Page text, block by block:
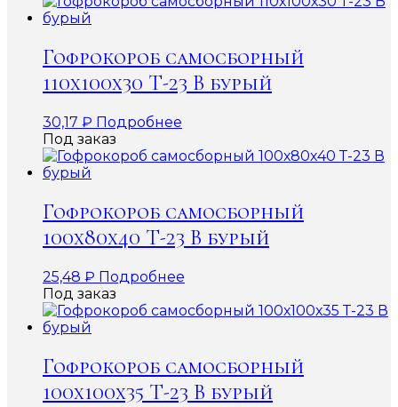
Гофрокороб самосборный
110х100х30 Т-23 В бурый
30,17 ₽ Подробнее
Под заказ
Гофрокороб самосборный
100х80х40 Т-23 В бурый
25,48 ₽ Подробнее
Под заказ
Гофрокороб самосборный
100х100х35 Т-23 В бурый